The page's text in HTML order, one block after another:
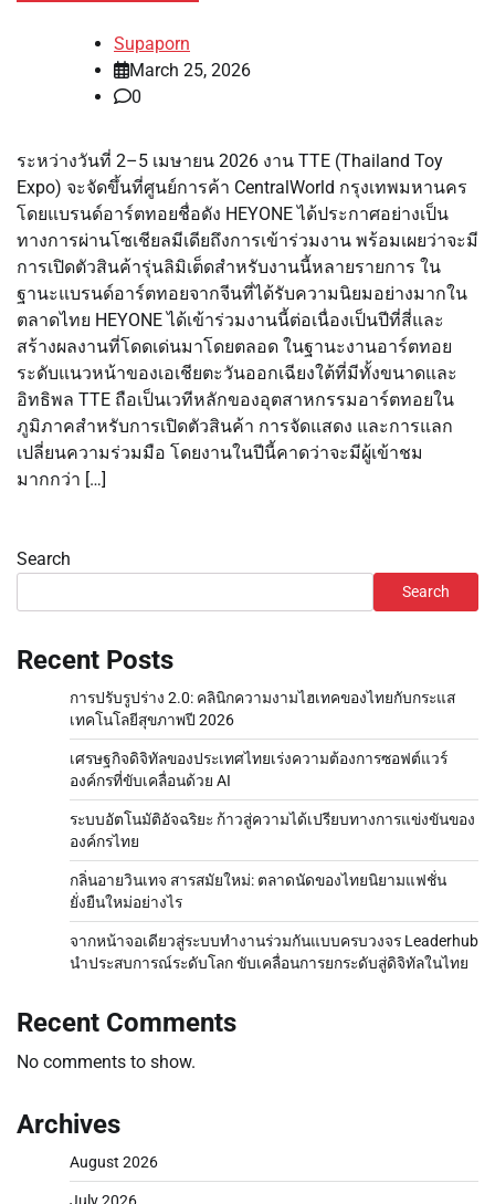
Supaporn
March 25, 2026
0
ระหว่างวันที่ 2–5 เมษายน 2026 งาน TTE (Thailand Toy
Expo) จะจัดขึ้นที่ศูนย์การค้า CentralWorld กรุงเทพมหานคร
โดยแบรนด์อาร์ตทอยชื่อดัง HEYONE ได้ประกาศอย่างเป็น
ทางการผ่านโซเชียลมีเดียถึงการเข้าร่วมงาน พร้อมเผยว่าจะมี
การเปิดตัวสินค้ารุ่นลิมิเต็ดสำหรับงานนี้หลายรายการ ใน
ฐานะแบรนด์อาร์ตทอยจากจีนที่ได้รับความนิยมอย่างมากใน
ตลาดไทย HEYONE ได้เข้าร่วมงานนี้ต่อเนื่องเป็นปีที่สี่และ
สร้างผลงานที่โดดเด่นมาโดยตลอด ในฐานะงานอาร์ตทอย
ระดับแนวหน้าของเอเชียตะวันออกเฉียงใต้ที่มีทั้งขนาดและ
อิทธิพล TTE ถือเป็นเวทีหลักของอุตสาหกรรมอาร์ตทอยใน
ภูมิภาคสำหรับการเปิดตัวสินค้า การจัดแสดง และการแลก
เปลี่ยนความร่วมมือ โดยงานในปีนี้คาดว่าจะมีผู้เข้าชม
มากกว่า […]
Search
Search
Recent Posts
การปรับรูปร่าง 2.0: คลินิกความงามไฮเทคของไทยกับกระแส
เทคโนโลยีสุขภาพปี 2026
เศรษฐกิจดิจิทัลของประเทศไทยเร่งความต้องการซอฟต์แวร์
องค์กรที่ขับเคลื่อนด้วย AI
ระบบอัตโนมัติอัจฉริยะ ก้าวสู่ความได้เปรียบทางการแข่งขันของ
องค์กรไทย
กลิ่นอายวินเทจ สารสมัยใหม่: ตลาดนัดของไทยนิยามแฟชั่น
ยั่งยืนใหม่อย่างไร
จากหน้าจอเดียวสู่ระบบทำงานร่วมกันแบบครบวงจร Leaderhub
นำประสบการณ์ระดับโลก ขับเคลื่อนการยกระดับสู่ดิจิทัลในไทย
Recent Comments
No comments to show.
Archives
August 2026